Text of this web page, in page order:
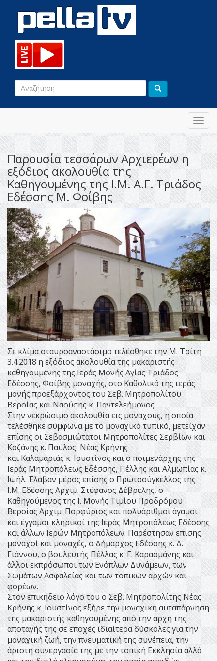
Παρουσία τεσσάρων Αρχιερέων η
εξόδιος ακολουθία της
Καθηγουμένης της Ι.Μ. Α.Γ. Τριάδος
Εδέσσης Μ. Φοίβης
Σε κλίμα σταυροαναστάσιμο τελέσθηκε την Μ. Τρίτη
3.4.2018 η εξόδιος ακολουθία της μακαριστής
καθηγουμένης της Ιεράς Μονής Αγίας Τριάδος
Εδέσσης, Φοίβης μοναχής, στο Καθολικό της ιεράς
μονής προεξάρχοντος του Σεβ. Μητροπολίτου
Βεροίας και Ναούσης κ. Παντελεήμονος.
Στην νεκρώσιμο ακολουθία εις μοναχούς, η οποία
τελέσθηκε σύμφωνα με το μοναχικό τυπικό, μετείχαν
επίσης οι Σεβασμιώτατοι Μητροπολίτες Σερβίων και
Κοζάνης κ. Παύλος, Νέας Κρήνης
και Καλαμαριάς κ. Ιουστίνος και ο ποιμενάρχης της
Ιεράς Μητροπόλεως Εδέσσης, Πέλλης και Αλμωπίας κ.
Ιωήλ. Έλαβαν μέρος επίσης ο Πρωτοσύγκελλος της
Ι.Μ. Εδέσσης Αρχιμ. Στέφανος Δέβρελης, ο
Καθηγούμενος της Ι. Μονής Τιμίου Προδρόμου
Βεροίας Αρχιμ. Πορφύριος και πολυάριθμοι άγαμοι
και έγγαμοι κληρικοί της Ιεράς Μητροπόλεως Εδέσσης
και άλλων Ιερών Μητροπόλεων. Παρέστησαν επίσης
μοναχοί και μοναχές, ο Δήμαρχος Εδέσσης κ. Δ.
Γιάννου, ο βουλευτής Πέλλας κ. Γ. Καρασμάνης και
άλλοι εκπρόσωποι των Ενόπλων Δυνάμεων, των
Σωμάτων Ασφαλείας και των τοπικών αρχών και
φορέων.
Στον επικήδειο λόγο του ο Σεβ. Μητροπολίτης Νέας
Κρήνης κ. Ιουστίνος εξήρε την μοναχική αυταπάρνηση
της μακαριστής καθηγουμένης από την αρχή της
αποταγής της σε εποχές ιδιαίτερα δύσκολες για την
μοναχική ζωή, την πνευματική της συνέπεια, την
άριστη συνεργασία της με την τοπική Εκκλησία αλλά